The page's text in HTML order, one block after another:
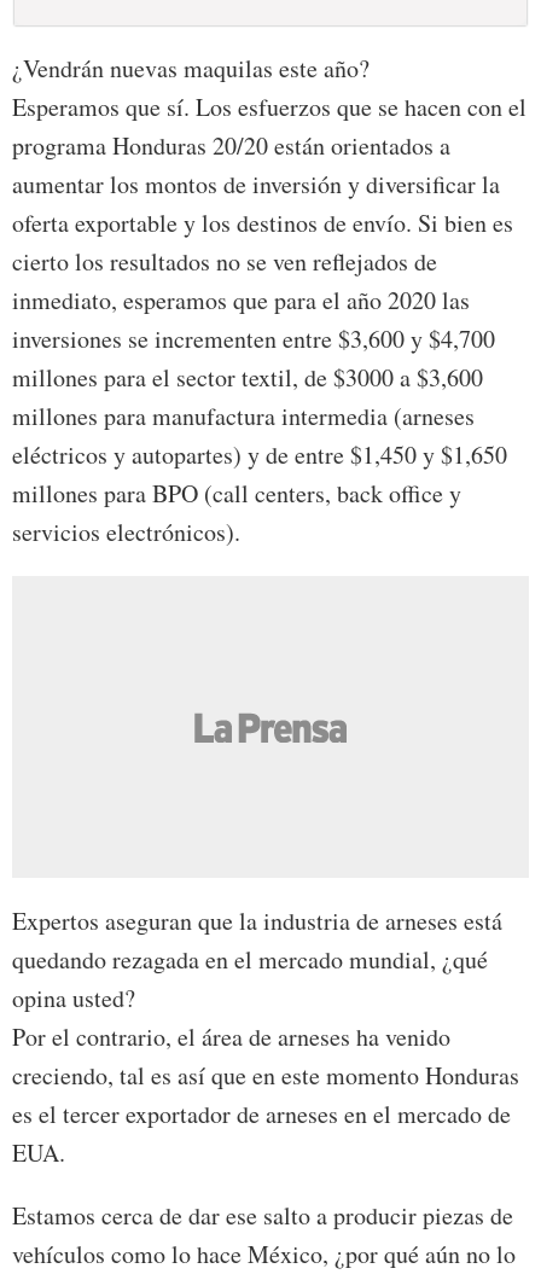
¿Vendrán nuevas maquilas este año?
Esperamos que sí. Los esfuerzos que se hacen con el
programa Honduras 20/20 están orientados a
aumentar los montos de inversión y diversificar la
oferta exportable y los destinos de envío. Si bien es
cierto los resultados no se ven reflejados de
inmediato, esperamos que para el año 2020 las
inversiones se incrementen entre $3,600 y $4,700
millones para el sector textil, de $3000 a $3,600
millones para manufactura intermedia (arneses
eléctricos y autopartes) y de entre $1,450 y $1,650
millones para BPO (call centers, back office y
servicios electrónicos).
Expertos aseguran que la industria de arneses está
quedando rezagada en el mercado mundial, ¿qué
opina usted?
Por el contrario, el área de arneses ha venido
creciendo, tal es así que en este momento Honduras
es el tercer exportador de arneses en el mercado de
EUA.
Estamos cerca de dar ese salto a producir piezas de
vehículos como lo hace México, ¿por qué aún no lo